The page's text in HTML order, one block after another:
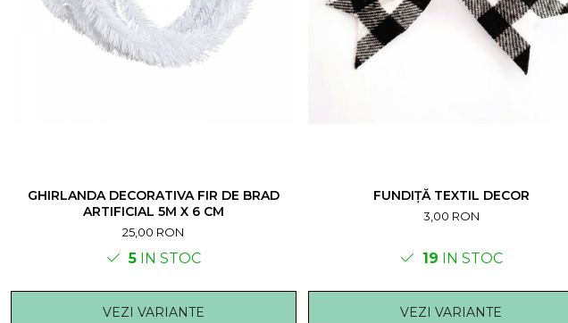
GHIRLANDA DECORATIVA FIR DE BRAD
ARTIFICIAL 5M X 6 CM
25,00 RON
5IN STOC
VEZI VARIANTE
FUNDIȚĂ TEXTIL DECOR
3,00 RON
19 IN STOC
VEZI VARIANTE